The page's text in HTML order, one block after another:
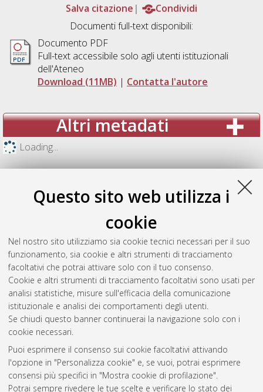
Questo sito web utilizza i
cookie
Nel nostro sito utilizziamo sia cookie tecnici necessari per il suo
funzionamento, sia cookie e altri strumenti di tracciamento
facoltativi che potrai attivare solo con il tuo consenso.
Cookie e altri strumenti di tracciamento facoltativi sono usati per
analisi statistiche, misure sull'efficacia della comunicazione
istituzionale e analisi dei comportamenti degli utenti.
Se chiudi questo banner continuerai la navigazione solo con i
cookie necessari.
Puoi esprimere il consenso sui cookie facoltativi attivando
l'opzione in "Personalizza cookie" e, se vuoi, potrai esprimere
consensi più specifici in "Mostra cookie di profilazione".
Potrai sempre rivedere le tue scelte e verificare lo stato dei
Salva citazione
Condividi
Documenti full-text disponibili:
Documento PDF
Full-text accessibile solo agli utenti istituzionali
dell'Ateneo
Download (11MB) | Contatta l'autore
Altri metadati
Loading...
Gestione del documento:
Atom
Rss 1.0